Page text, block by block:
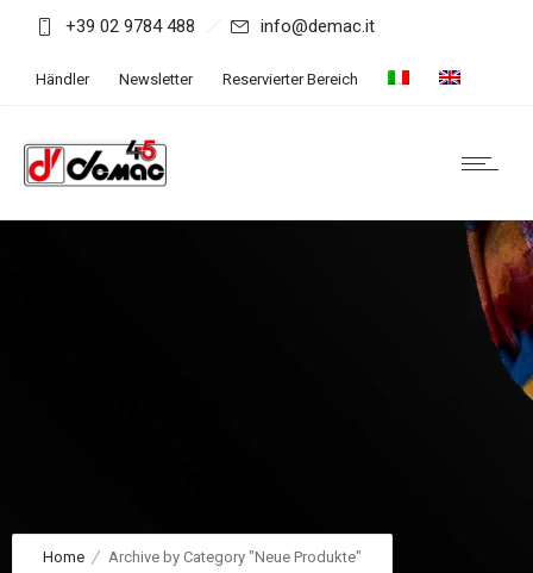
+39 02 9784 488 info@demac.it
Händler Newsletter Reservierter Bereich
Home Archive by Category "Neue Produkte"